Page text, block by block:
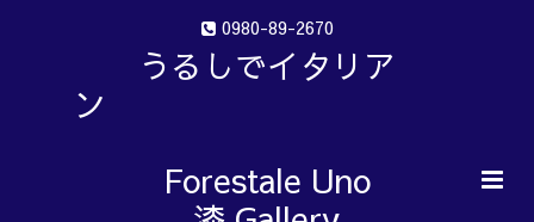
0980-89-2670
うるしでイタリア
ン
Forestale Uno